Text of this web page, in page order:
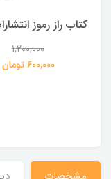
کتاب راز رموز
1,200,000
600,000 تومان